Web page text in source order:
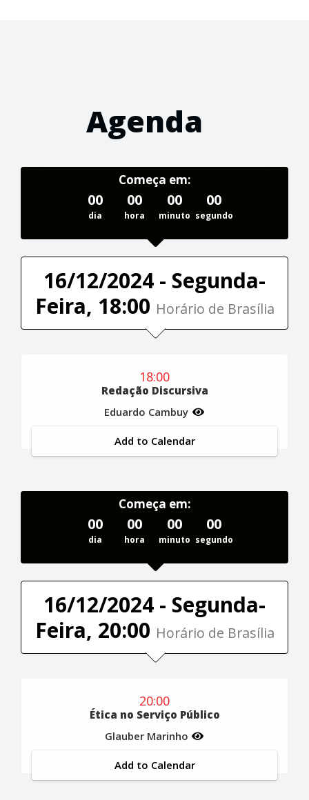
Agenda
Começa em:
00
dia
00
hora
00
minuto
00
segundo
16/12/2024 - Segunda-
Feira, 18:00 Horário de Brasília
18:00
Redação Discursiva
Eduardo Cambuy
Add to Calendar
Começa em:
00
dia
00
hora
00
minuto
00
segundo
16/12/2024 - Segunda-
Feira, 20:00 Horário de Brasília
20:00
Ética no Serviço Público
Glauber Marinho
Add to Calendar